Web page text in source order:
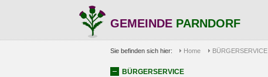
GEMEINDE PARNDORF
Sie befinden sich hier: Home BÜRGERSERVICE
BÜRGERSERVICE